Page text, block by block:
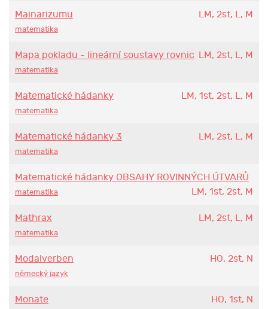
Mainarizumu LM, 2st, L, M
matematika
Mapa pokladu - lineární soustavy rovnic LM, 2st, L, M
matematika
Matematické hádanky LM, 1st, 2st, L, M
matematika
Matematické hádanky 3 LM, 2st, L, M
matematika
Matematické hádanky OBSAHY ROVINNÝCH ÚTVARŮ
LM, 1st, 2st, M
matematika
Mathrax LM, 2st, L, M
matematika
Modalverben HO, 2st, N
německý jazyk
Monate HO, 1st, N